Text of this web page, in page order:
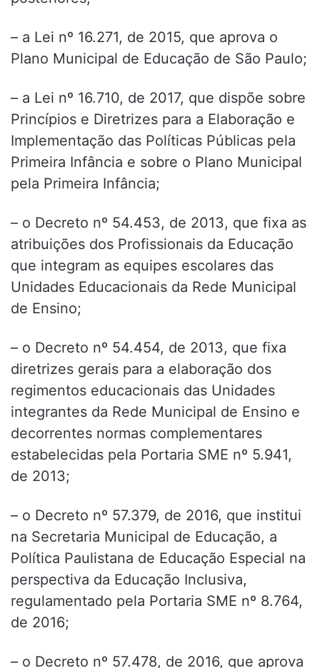
– a Lei nº 16.271, de 2015, que aprova o
Plano Municipal de Educação de São Paulo;
– a Lei nº 16.710, de 2017, que dispõe sobre
Princípios e Diretrizes para a Elaboração e
Implementação das Políticas Públicas pela
Primeira Infância e sobre o Plano Municipal
pela Primeira Infância;
– o Decreto nº 54.453, de 2013, que fixa as
atribuições dos Profissionais da Educação
que integram as equipes escolares das
Unidades Educacionais da Rede Municipal
de Ensino;
– o Decreto nº 54.454, de 2013, que fixa
diretrizes gerais para a elaboração dos
regimentos educacionais das Unidades
integrantes da Rede Municipal de Ensino e
decorrentes normas complementares
estabelecidas pela Portaria SME nº 5.941,
de 2013;
– o Decreto nº 57.379, de 2016, que institui
na Secretaria Municipal de Educação, a
Política Paulistana de Educação Especial na
perspectiva da Educação Inclusiva,
regulamentado pela Portaria SME nº 8.764,
de 2016;
– o Decreto nº 57.478, de 2016, que aprova